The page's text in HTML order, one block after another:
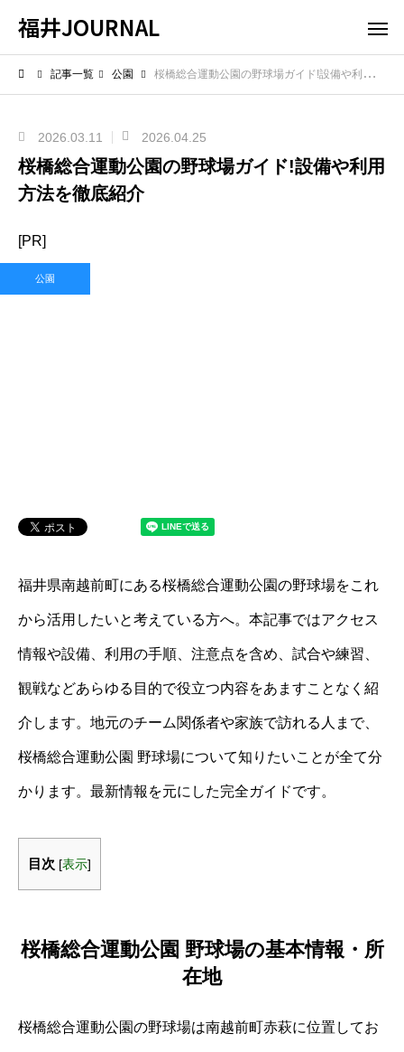
福井JOURNAL
記事一覧 公園 桜橋総合運動公園の野球場ガイド!設備や利用方法を徹底紹介
2026.03.11 2026.04.25
桜橋総合運動公園の野球場ガイド!設備や利用
方法を徹底紹介
[PR]
公園
福井県南越前町にある桜橋総合運動公園の野球場をこれ
から活用したいと考えている方へ。本記事ではアクセス
情報や設備、利用の手順、注意点を含め、試合や練習、
観戦などあらゆる目的で役立つ内容をあますことなく紹
介します。地元のチーム関係者や家族で訪れる人まで、
桜橋総合運動公園 野球場について知りたいことが全て分
かります。最新情報を元にした完全ガイドです。
目次 [表示]
桜橋総合運動公園 野球場の基本情報・所
在地
桜橋総合運動公園の野球場は南越前町赤萩に位置してお